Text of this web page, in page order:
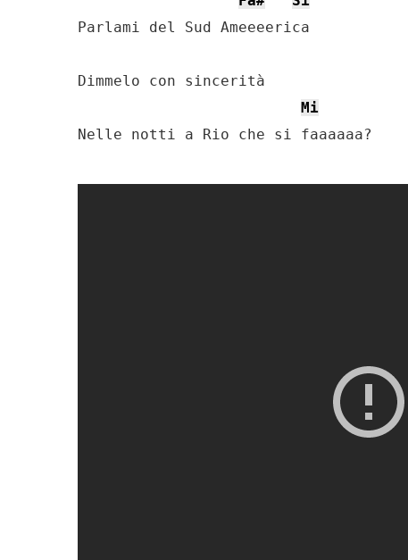
Parlami del Sud Ameeeerica
Dimmelo con sincerità
Mi
Nelle notti a Rio che si faaaaaa?